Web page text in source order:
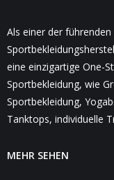
Als einer der
eine einzigartige One-
Sportbekleidung, wie
Sportbekleidung,
Tanktops, individuelle
MEHR SEHEN